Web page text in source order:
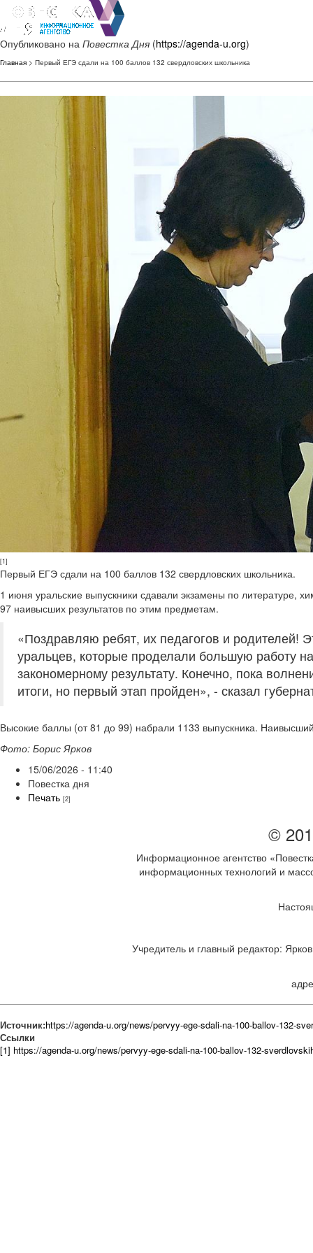
Опубликовано на Повестка Дня (https://agenda-u.org)
Главная > Первый ЕГЭ сдали на 100 баллов 132 свердловских школьника
[1]
Первый ЕГЭ сдали на 100 баллов 132 свердловских школьника.
1 июня уральские выпускники сдавали экзамены по
97 наивысших результатов по этим предметам.
«Поздравляю ребят, их педагогов и родителей!
уральцев, которые проделали большую работу
закономерному результату. Конечно, пока
итоги, но первый этап пройден», - сказал
Высокие баллы (от 81 до 99) набрали 1133 выпускника.
Фото: Борис Ярков
15/06/2026 - 11:40
Повестка дня
Печать [2]
©
Информационное агентство
информационных технологий и
Учредитель и главный редактор:
Источник:https://agenda-u.org/news/pervyy-ege-sdali-na-100-ballov-132-
Ссылки
[1] https://agenda-u.org/news/pervyy-ege-sdali-na-100-ballov-132-